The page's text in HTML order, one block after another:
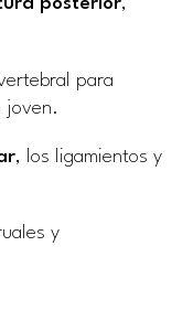
posterior,
para
joven.
, los ligamientos y
y